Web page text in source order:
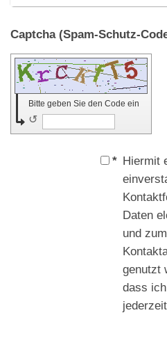
Bitte geben Sie den Code ein
↺
* Hiermit
Daten
und
genutzt
dass